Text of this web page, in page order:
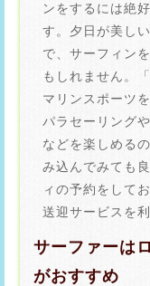
ンをするには絶
す。夕日が美し
で、サーフィン
もしれません。
マリンスポーツ
パラセーリング
などを楽しめる
み込んでみても
ィの予約をして
送迎サービスを
サーファーは
がおすすめ